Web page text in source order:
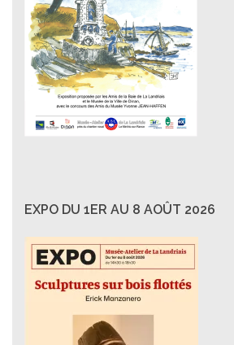
EXPO DU 1ER AU 8 AOÛT 2026